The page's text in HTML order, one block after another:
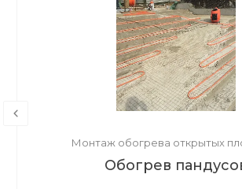
Монтаж обогрева открытых
Обогрев